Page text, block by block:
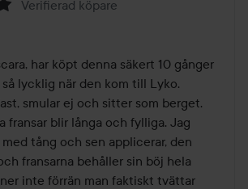
Verifierad köpare
har köpt denna säkert 10 gånger
lycklig när den kom till Lyko.
smular ej och sitter som berget.
fransar blir långa och fylliga. Jag
tång och sen applicerar, den
fransarna behåller sin böj hela
inte förrän man faktiskt tvättar